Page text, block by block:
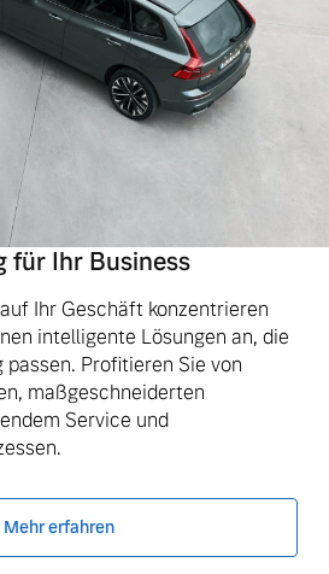
für Ihr Business
Ihr Geschäft konzentrieren
intelligente Lösungen an, die
Profitieren Sie von
maßgeschneiderten
Service und
Mehr erfahren